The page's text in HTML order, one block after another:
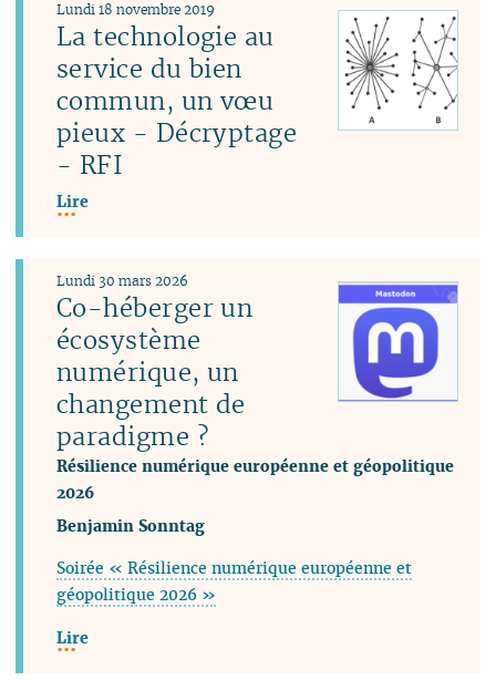
La technologie au
service du bien
commun, un vœu
pieux - Décryptage
- RFI
Lundi 18 novembre 2019
Lire
Co-héberger un
écosystème
numérique, un
changement de
paradigme ?
Résilience numérique européenne et géopolitique
2026
Lundi 30 mars 2026
Benjamin Sonntag
Soirée « Résilience numérique européenne et
géopolitique 2026 »
Lire